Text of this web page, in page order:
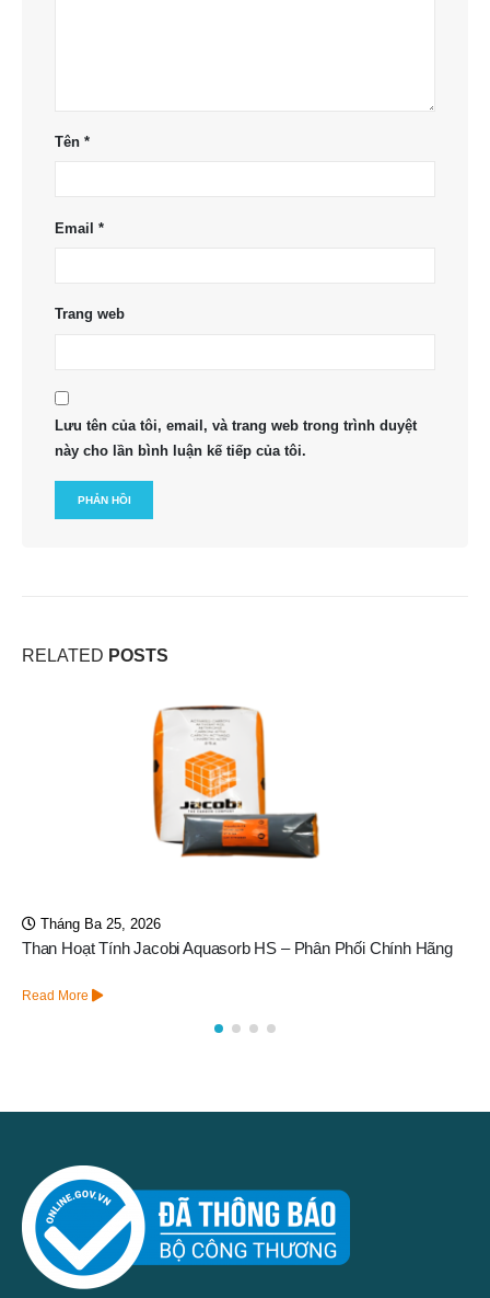
Tên *
Email *
Trang web
Lưu tên của tôi, email, và trang web trong trình duyệt
này cho lần bình luận kế tiếp của tôi.
RELATED POSTS
Tháng Tư 16, 2026
Đèn UV Diệt Khuẩn Aquafine OPV02CDS – Giá Tốt
Read More